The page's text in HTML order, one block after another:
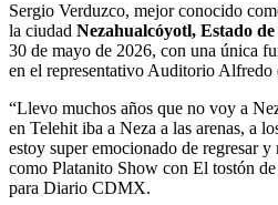
Sergio Verduzco, mejor conocido
la ciudad Nezahualcóyotl, Estado
30 de mayo de 2026, con una única
en el representativo Auditorio Alfredo
“Llevo muchos años que no voy a
en Telehit iba a Neza a las arenas, a
estoy super emocionado de regresar
como Platanito Show con El tostón
para Diario CDMX.